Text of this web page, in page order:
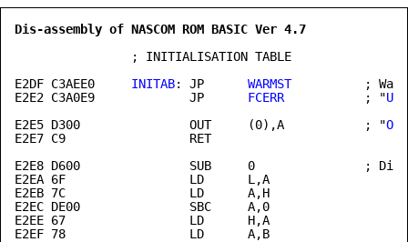
Dis-assembly of NASCOM ROM BASIC Ver
                ; INITIALISATION TABLE
E2DF C3AEE0 INITAB: JP WARMST
;
E2E2 C3A0E9             JP FCERR
           ; "
USR
E2E5 D300               OUT     (0),A           ; "OUT
E2E7 C9                 RET
E2E8 D600               SUB     0               ;
E2EA 6F                 LD      L,A
E2EB 7C                 LD      A,H
E2EC DE00               SBC     A,0
E2EE 67                 LD      H,A
E2EF 78                 LD      A,B